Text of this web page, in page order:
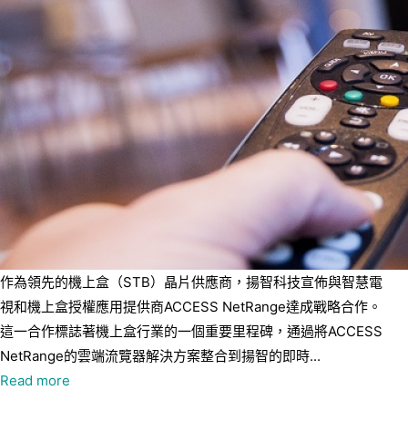
作為領先的機上盒（STB）晶片供應商，揚智科技宣佈與智慧電
視和機上盒授權應用提供商ACCESS NetRange達成戰略合作。
這一合作標誌著機上盒行業的一個重要里程碑，通過將ACCESS
NetRange的雲端流覽器解決方案整合到揚智的即時...
Read more